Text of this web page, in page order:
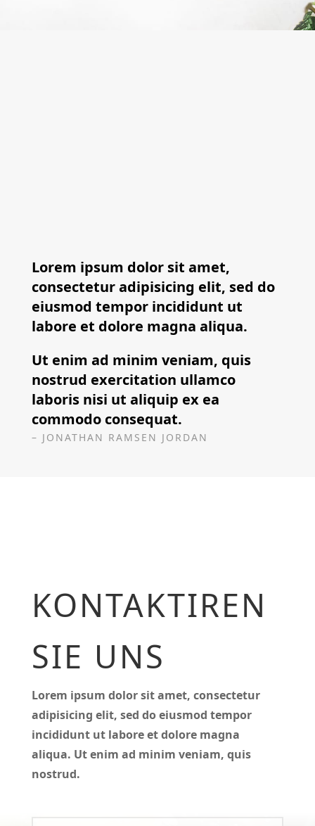
Lorem ipsum dolor sit amet,
consectetur adipisicing elit, sed do
eiusmod tempor incididunt ut
labore et dolore magna aliqua.
Ut enim ad minim veniam, quis
nostrud exercitation ullamco
laboris nisi ut aliquip ex ea
commodo consequat.
– JONATHAN RAMSEN JORDAN
KONTAKTIREN
SIE UNS
Lorem ipsum dolor sit amet, consectetur
adipisicing elit, sed do eiusmod tempor
incididunt ut labore et dolore magna
aliqua. Ut enim ad minim veniam, quis
nostrud.